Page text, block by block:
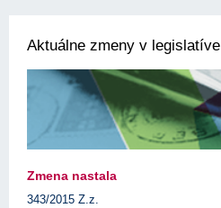
Aktuálne zmeny v legislatíve
Zmena nastala
343/2015 Z.z.